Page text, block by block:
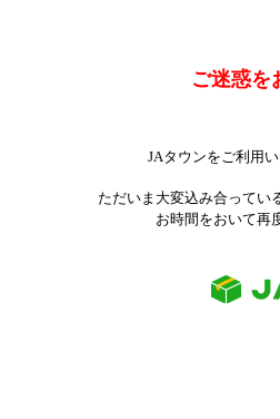
ご迷惑を
JAタウンをご利用
ただいま大変込み合ってい
お時間をおいて再